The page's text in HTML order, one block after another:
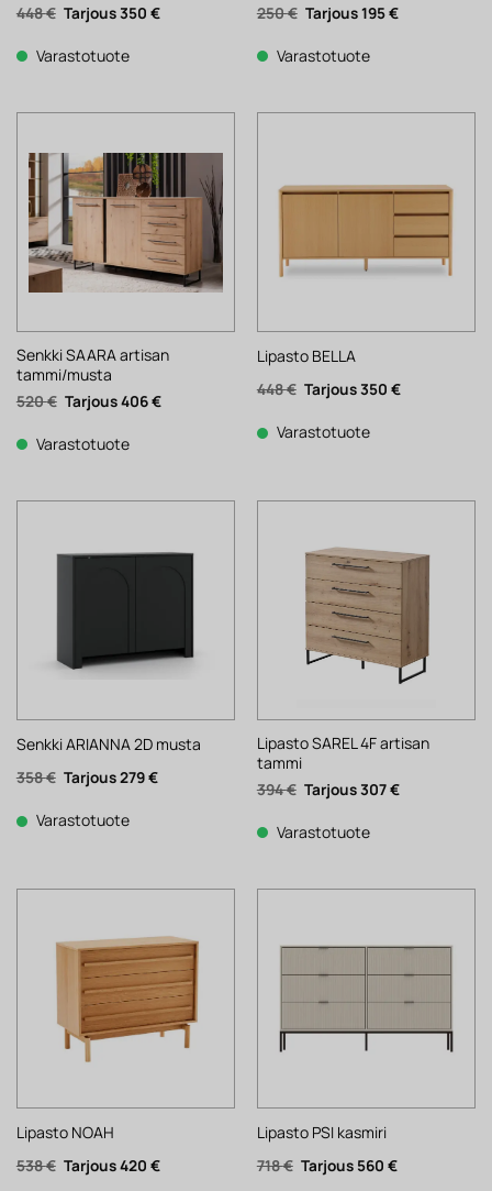
448€ Alkuperäinen
hinta
448 €.
350 €Nykyinen
Varastotuote
250€ Alkuperäinen
hinta
250 €.
195€Nykyinen
Varastotuote
Senkki SAARA artisan
tammi/musta
520€ Alkuperäinen
hinta
520 €.
406€Nykyinen
Varastotuote
Lipasto BELLA
448€ Alkuperäinen
hinta
448 €.
350 €Nykyinen
Varastotuote
Senkki ARIANNA 2D musta
358€ Alkuperäinen
hinta
358 €.
279€Nykyinen
Varastotuote
Lipasto SAREL 4F artisan
tammi
394€ Alkuperäinen
hinta
394 €.
307€Nykyinen
Varastotuote
Lipasto NOAH
538€ Alkuperäinen
hinta
420 €Nykyinen
Lipasto PSI kasmiri
718€ Alkuperäinen
hinta
560 €Nykyinen